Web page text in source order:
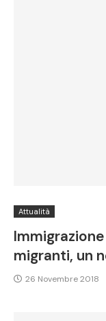
Attualità
migranti, un
26 Novembre 2018